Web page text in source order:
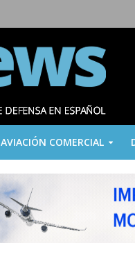
AVIACIÓN COMERCIAL